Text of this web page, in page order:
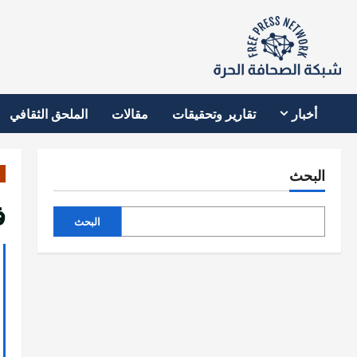
أخبار تقارير وتحقيقات مقالات الملحق الثقافي
البحث
البحث